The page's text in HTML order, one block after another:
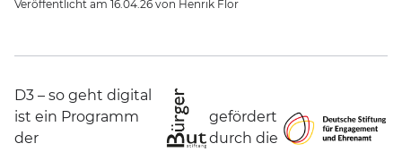
Veröffentlicht am 16.04.26 von Henrik Flor
D3 – so geht digital
ist ein Programm
der
gefördert
durch die